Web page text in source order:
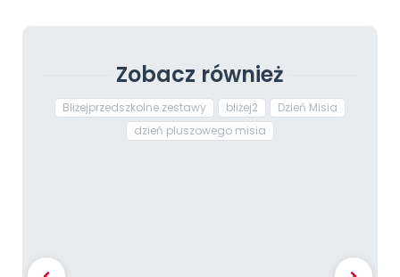
Zobacz również
Bliżejprzedszkolne zestawy bliżej2
Dzień Misia
dzień pluszowego misia